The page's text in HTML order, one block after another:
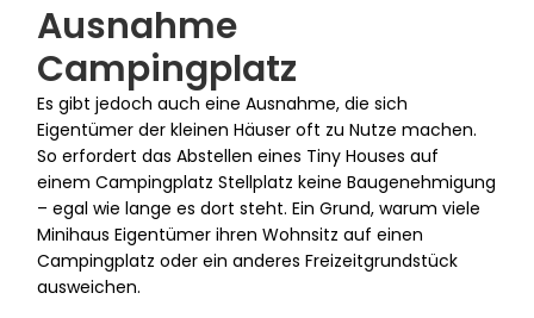
Ausnahme
Campingplatz
Es gibt jedoch auch eine Ausnahme, die sich
Eigentümer der kleinen Häuser oft zu Nutze machen.
So erfordert das Abstellen eines Tiny Houses auf
einem Campingplatz Stellplatz keine Baugenehmigung
– egal wie lange es dort steht. Ein Grund, warum viele
Minihaus Eigentümer ihren Wohnsitz auf einen
Campingplatz oder ein anderes Freizeitgrundstück
ausweichen.